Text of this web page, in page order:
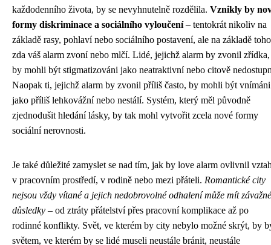
každodenního života, by se nevyhnutelně rozdělila. Vznikly by
formy diskriminace a sociálního vyloučení– tentokrát nikoliv na
základě rasy, pohlaví nebo sociálního postavení, ale na základě
zda váš alarm zvoní nebo mlčí. Lidé, jejichž alarm by zvonil zřídka,
by mohli být stigmatizováni jako neatraktivní nebo citově
Naopak ti, jejichž alarm by zvonil příliš často, by mohli být vnímáni
jako příliš lehkovážní nebo nestálí. Systém, který měl původně
zjednodušit hledání lásky, by tak mohl vytvořit zcela nové formy
sociální nerovnosti.
Je také důležité zamyslet se nad tím, jak by love alarm ovlivnil
v pracovním prostředí, v rodině nebo mezi přáteli. Romantické city
nejsou vždy vítané a jejich nedobrovolné odhalení může mít závažné
důsledky – od ztráty přátelství přes pracovní komplikace až po
rodinné konflikty. Svět, ve kterém by city nebylo možné skrýt, by
světem, ve kterém by se lidé museli neustále bránit, neustále